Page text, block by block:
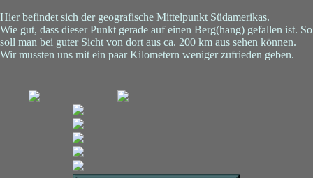
Hier befindet sich der geografische Mittelpunkt Südamerikas.
Wie gut, dass dieser Punkt gerade auf einen Berg(hang) gefallen ist. So
soll man bei guter Sicht von dort aus ca. 200 km aus sehen können.
Wir mussten uns mit ein paar Kilometern weniger zufrieden geben.